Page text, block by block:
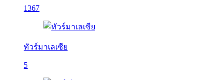
1367
ทัวร์มาเลเซีย
5